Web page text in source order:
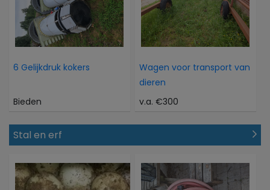
6 Gelijkdruk kokers
Bieden
Wagen voor transport van
dieren
v.a. €300
Stal en erf